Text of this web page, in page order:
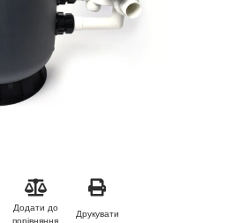
Додати до
порівняння
Друкувати